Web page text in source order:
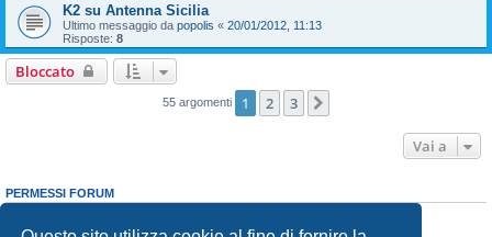
K2 su Antenna Sicilia
Ultimo messaggio da popolis « 20/01/2012, 11:13
Risposte: 8
Bloccato
55 argomenti 1 2 3
Vai a
PERMESSI FORUM
Non puoi
rispondere negli argomenti